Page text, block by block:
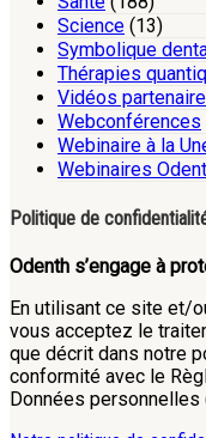
Science (13)
Symbolique
Thérapies
Vidéos
Webconférences
Webinaire à la
Webinaires
Politique de
Odenth s’engage à
En utilisant ce site et/
vous acceptez le
que décrit dans notre
conformité avec le
Données personnelles